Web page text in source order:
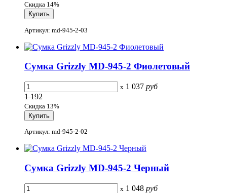
Скидка 14%
Артикул: md-945-2-03
Сумка Grizzly MD-945-2 Фиолетовый
x 1 037 руб
1 192
Скидка 13%
Артикул: md-945-2-02
Сумка Grizzly MD-945-2 Черный
x 1 048 руб